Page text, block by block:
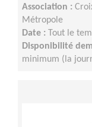
Association :
Métropole
Date : Tout le
Disponibilité
minimum (la